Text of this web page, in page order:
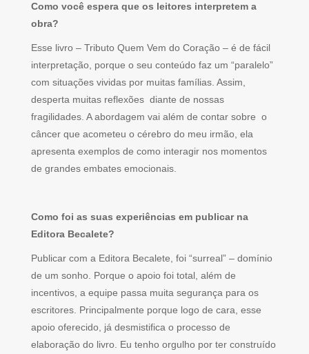
Como você espera que os leitores interpretem a
obra?
Esse livro – Tributo Quem Vem do Coração – é de fácil
interpretação, porque o seu conteúdo faz um “paralelo”
com situações vividas por muitas famílias. Assim,
desperta muitas reflexões diante de nossas
fragilidades. A abordagem vai além de contar sobre o
câncer que acometeu o cérebro do meu irmão, ela
apresenta exemplos de como interagir nos momentos
de grandes embates emocionais.
Como foi as suas experiências em publicar na
Editora Becalete?
Publicar com a Editora Becalete, foi “surreal” – domínio
de um sonho. Porque o apoio foi total, além de
incentivos, a equipe passa muita segurança para os
escritores. Principalmente porque logo de cara, esse
apoio oferecido, já desmistifica o processo de
elaboração do livro. Eu tenho orgulho por ter construído